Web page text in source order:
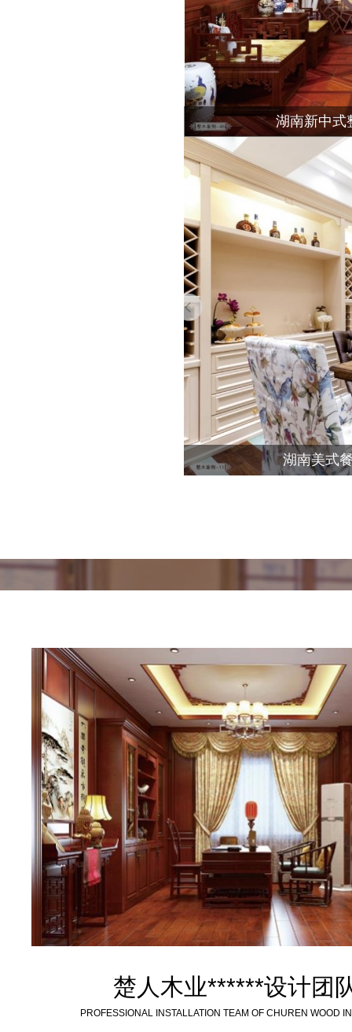
湖南新中式
湖南美式
楚人木业******设计团
PROFESSIONAL INSTALLATION TEAM OF CHUREN WOOD